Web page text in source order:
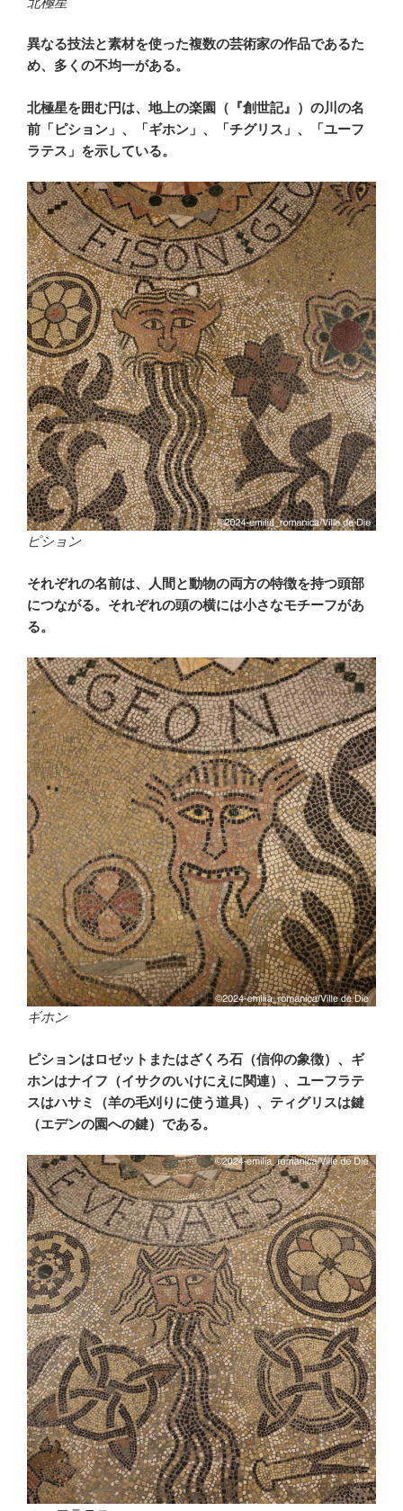
異なる技法と素材を使った複数の芸術家の作品であるた
め、多くの不均一がある。
北極星を囲む円は、地上の楽園（『創世記』）の川の名
前「ピション」、「ギホン」、「チグリス」、「ユーフ
ラテス」を示している。
ピション
それぞれの名前は、人間と動物の両方の特徴を持つ頭部
につながる。それぞれの頭の横には小さなモチーフがあ
る。
ギホン
ピションはロゼットまたはざくろ石（信仰の象徴）、ギ
ホンはナイフ（イサクのいけにえに関連）、ユーフラテ
スはハサミ（羊の毛刈りに使う道具）、ティグリスは鍵
（エデンの園への鍵）である。